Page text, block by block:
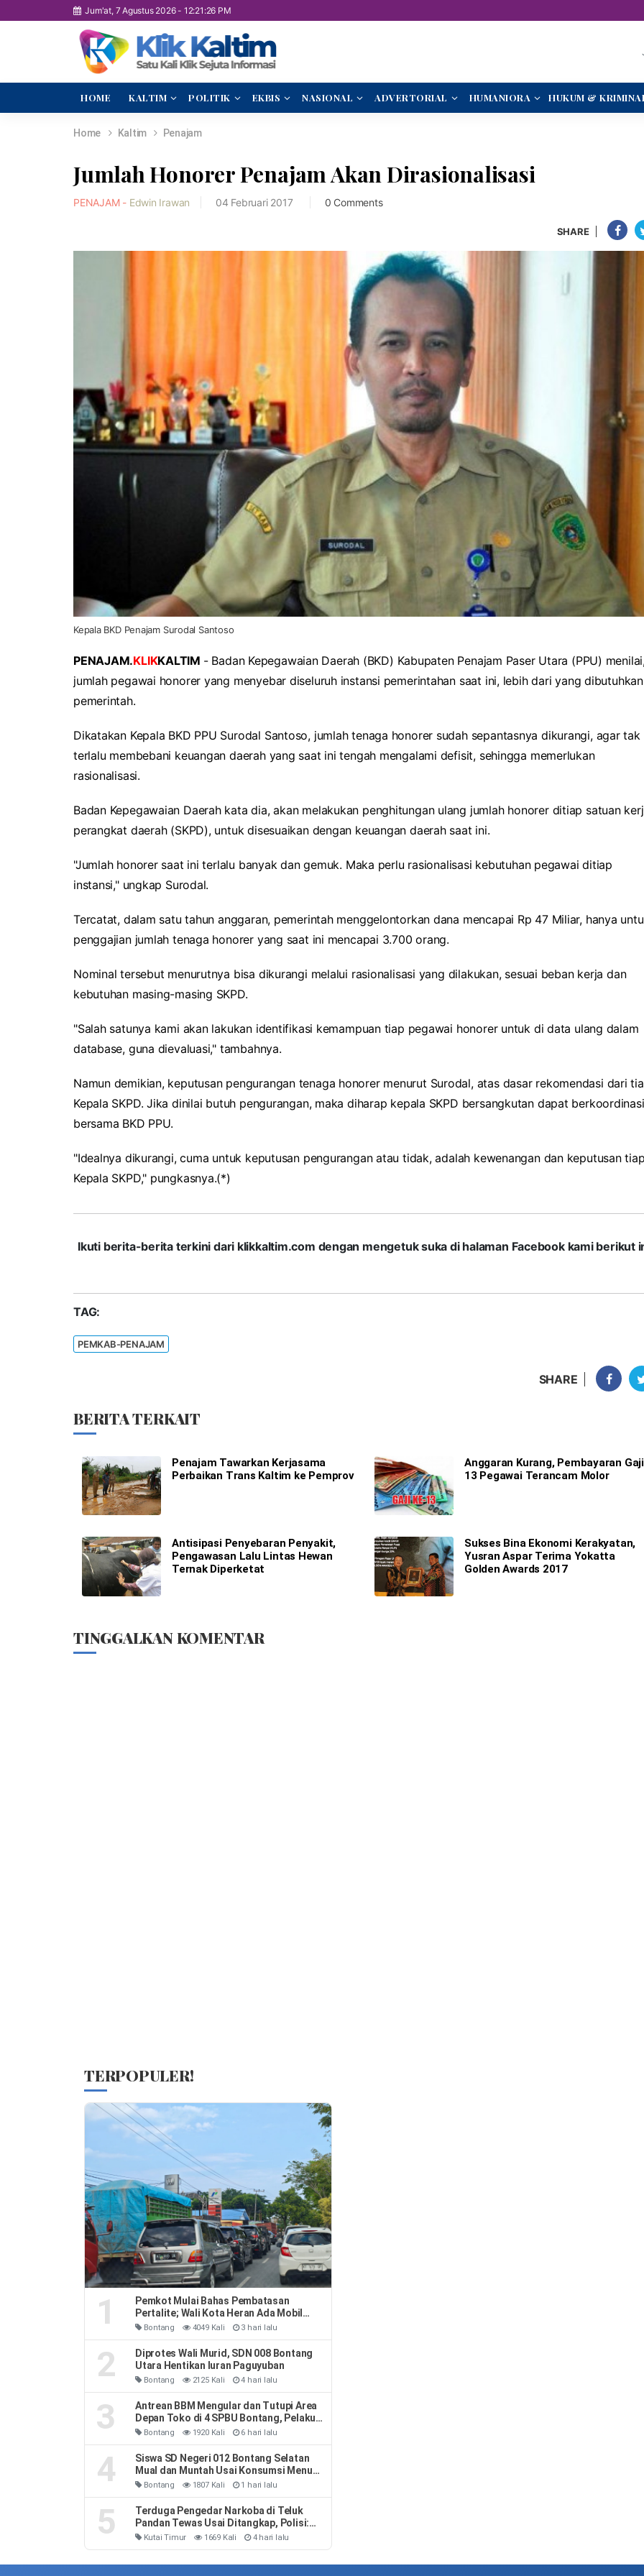
Jum'at, 7 Agustus 2026- 12:21:27 PM
HOME KALTIM POLITIK EKBIS NASIONAL ADVERTORIAL HUMANIORA HUKUM &
Home Kaltim Penajam
Jumlah Honorer Penajam Akan Dirasionalisasi
PENAJAM - Edwin Irawan 04 Februari 2017 0 Comments
SHARE
Kepala BKD Penajam Surodal Santoso
PENAJAM.KLIKKALTIM - Badan Kepegawaian Daerah (BKD) Kabupaten Penajam Paser Utara (PPU)
jumlah pegawai honorer yang menyebar diseluruh instansi pemerintahan saat ini, lebih dari yang dibutuhkan
pemerintah.
Dikatakan Kepala BKD PPU Surodal Santoso, jumlah tenaga honorer sudah sepantasnya dikurangi, agar tak
terlalu membebani keuangan daerah yang saat ini tengah mengalami defisit, sehingga memerlukan
rasionalisasi.
Badan Kepegawaian Daerah kata dia, akan melakukan penghitungan ulang jumlah honorer ditiap satuan
perangkat daerah (SKPD), untuk disesuaikan dengan keuangan daerah saat ini.
"Jumlah honorer saat ini terlalu banyak dan gemuk. Maka perlu rasionalisasi kebutuhan pegawai ditiap
instansi," ungkap Surodal.
Tercatat, dalam satu tahun anggaran, pemerintah menggelontorkan dana mencapai Rp 47 Miliar, hanya
penggajian jumlah tenaga honorer yang saat ini mencapai 3.700 orang.
Nominal tersebut menurutnya bisa dikurangi melalui rasionalisasi yang dilakukan, sesuai beban kerja dan
kebutuhan masing-masing SKPD.
"Salah satunya kami akan lakukan identifikasi kemampuan tiap pegawai honorer untuk di data ulang dalam
database, guna dievaluasi," tambahnya.
Namun demikian, keputusan pengurangan tenaga honorer menurut Surodal, atas dasar rekomendasi dari
Kepala SKPD. Jika dinilai butuh pengurangan, maka diharap kepala SKPD bersangkutan dapat berkoordinasi
bersama BKD PPU.
"Idealnya dikurangi, cuma untuk keputusan pengurangan atau tidak, adalah kewenangan dan keputusan tiap
Kepala SKPD," pungkasnya.(*)
Ikuti berita-berita terkini dari klikkaltim.com dengan mengetuk suka di halaman Facebook kami berikut
TAG:
PEMKAB-PENAJAM
SHARE
BERITA TERKAIT
Penajam Tawarkan Kerjasama
Perbaikan Trans Kaltim ke Pemprov
Anggaran Kurang, Pembayaran Gaji
13 Pegawai Terancam Molor
Antisipasi Penyebaran Penyakit,
Pengawasan Lalu Lintas Hewan
Ternak Diperketat
Sukses Bina Ekonomi Kerakyatan,
Yusran Aspar Terima Yokatta
Golden Awards 2017
TINGGALKAN KOMENTAR
TERPOPULER!
1
Pemkot Mulai Bahas Pembatasan
Pertalite; Wali Kota Heran Ada Mobil
Habiskan 40 Liter Sehari
Bontang 4049 Kali 3 hari lalu
2
Diprotes Wali Murid, SDN 008 Bontang
Utara Hentikan Iuran Paguyuban
Bontang 2125 Kali 4 hari lalu
3
Antrean BBM Mengular dan Tutupi Area
Depan Toko di 4 SPBU Bontang, Pelaku
Usaha Rugi
Bontang 1920 Kali 6 hari lalu
4
Siswa SD Negeri 012 Bontang Selatan
Mual dan Muntah Usai Konsumsi Menu
MBG
Bontang 1807 Kali 1 hari lalu
5
Terduga Pengedar Narkoba di Teluk
Pandan Tewas Usai Ditangkap, Polisi:
Sempat Melawan dan Mengeluh Sesak
Napas
Kutai Timur 1669 Kali 4 hari lalu